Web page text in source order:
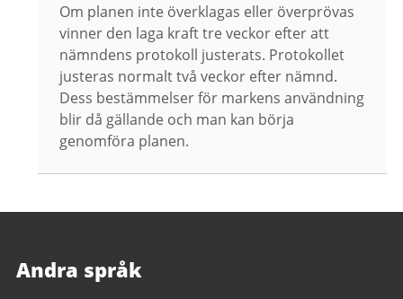
Om planen inte överklagas eller överprövas
vinner den laga kraft tre veckor efter att
nämndens protokoll justerats. Protokollet
justeras normalt två veckor efter nämnd.
Dess bestämmelser för markens användning
blir då gällande och man kan börja
genomföra planen.
Andra språk